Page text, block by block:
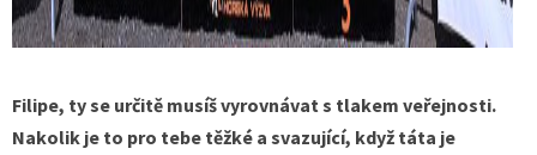
Filipe, ty se určitě musíš vyrovnávat s tlakem veřejnosti.
Nakolik je to pro tebe těžké a svazující, když táta je